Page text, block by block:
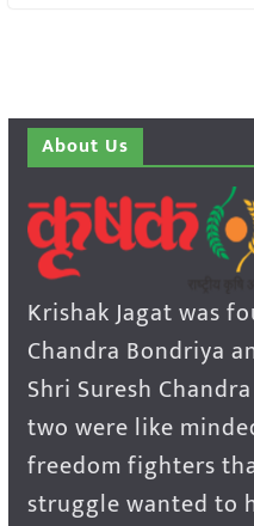
About Us
Krishak Jagat was
Chandra Bondriya
Shri Suresh
two were like
freedom fighters
struggle wanted to